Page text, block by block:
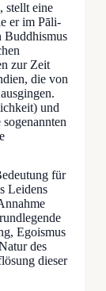
, stellt eine
er im Pāli-
Buddhismus
zur Zeit
die von
und
für
Leidens
Egoismus
des
dieser